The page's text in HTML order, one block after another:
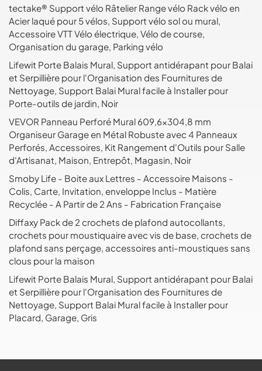
tectake® Support vélo Râtelier Range vélo Rack vélo en
Acier laqué pour 5 vélos, Support vélo sol ou mural,
Accessoire VTT Vélo électrique, Vélo de course,
Organisation du garage, Parking vélo
Lifewit Porte Balais Mural, Support antidérapant pour Balai
et Serpillière pour l'Organisation des Fournitures de
Nettoyage, Support Balai Mural facile à Installer pour
Porte-outils de jardin, Noir
VEVOR Panneau Perforé Mural 609,6x304,8 mm
Organiseur Garage en Métal Robuste avec 4 Panneaux
Perforés, Accessoires, Kit Rangement d'Outils pour Salle
d'Artisanat, Maison, Entrepôt, Magasin, Noir
Smoby Life - Boite aux Lettres - Accessoire Maisons -
Colis, Carte, Invitation, enveloppe Inclus - Matière
Recyclée - A Partir de 2 Ans - Fabrication Française
Diffaxy Pack de 2 crochets de plafond autocollants,
crochets pour moustiquaire avec vis de base, crochets de
plafond sans perçage, accessoires anti-moustiques sans
clous pour la maison
Lifewit Porte Balais Mural, Support antidérapant pour Balai
et Serpillière pour l'Organisation des Fournitures de
Nettoyage, Support Balai Mural facile à Installer pour
Placard, Garage, Gris